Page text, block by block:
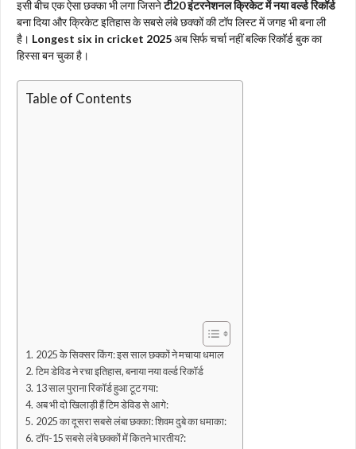
इसी बीच एक ऐसा छक्का भी लगा जिसनेटी20 इंटरनेशनल क्रिकेट में नया वर्ल्ड रिकॉर्ड
बना दिया और क्रिकेट इतिहास के सबसे लंबे छक्कों की टॉप लिस्ट में जगह भी बना ली
है। Longest six in cricket 2025अब सिर्फ चर्चा नहीं बल्कि रिकॉर्ड बुक का
हिस्सा बन चुका है।
Table of Contents
2025 के सिक्सर किंग: इस साल छक्कों ने मचाया धमाल
टिम डेविड ने रचा इतिहास, बनाया नया वर्ल्ड रिकॉर्ड
13 साल पुराना रिकॉर्ड हुआ टूट गया:
अब भी दो खिलाड़ी हैं टिम डेविड से आगे:
2025 का दूसरा सबसे लंबा छक्का: शिवम दुबे का धमाका:
टॉप-15 सबसे लंबे छक्कों में कितने भारतीय?: